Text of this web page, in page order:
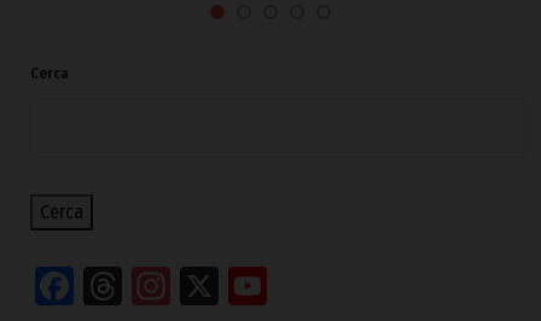
Cerca
Cerca
Facebook
Threads
Instagram
X